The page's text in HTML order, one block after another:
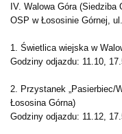
IV. Walowa Góra (Siedziba
OSP w Łososinie Górnej,
1. Świetlica wiejska w
Godziny odjazdu: 11.10,
2. Przystanek „Pasierbiec/
Łososina Górna)
Godziny odjazdu: 11.12,